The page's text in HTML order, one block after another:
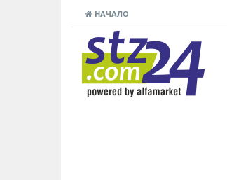
НАЧАЛО